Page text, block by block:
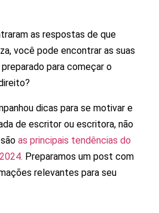
as respostas de que
você pode encontrar as suas
para começar o
dicas para se motivar e
de escritor ou escritora, não
as principais tendências do
Preparamos um post com
relevantes para seu